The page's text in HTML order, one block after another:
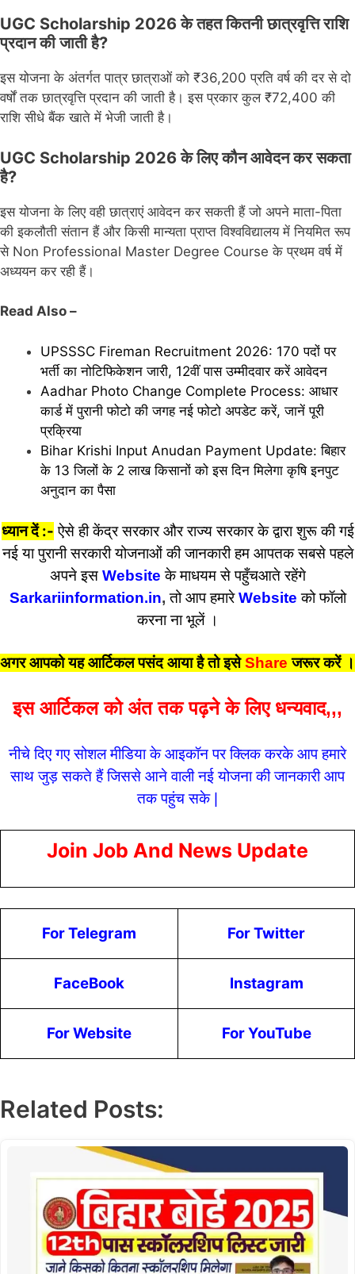
UGC Scholarship 2026 के तहत कितनी छात्रवृत्ति राशि
प्रदान की जाती है?
इस योजना के अंतर्गत पात्र छात्राओं को ₹36,200 प्रति वर्ष की दर से दो
वर्षों तक छात्रवृत्ति प्रदान की जाती है। इस प्रकार कुल ₹72,400 की
राशि सीधे बैंक खाते में भेजी जाती है।
UGC Scholarship 2026 के लिए कौन आवेदन कर सकता
है?
इस योजना के लिए वही छात्राएं आवेदन कर सकती हैं जो अपने माता-पिता
की इकलौती संतान हैं और किसी मान्यता प्राप्त विश्वविद्यालय में नियमित रूप
से Non Professional Master Degree Course के प्रथम वर्ष में
अध्ययन कर रही हैं।
Read Also –
UPSSSC Fireman Recruitment 2026: 170 पदों पर
भर्ती का नोटिफिकेशन जारी, 12वीं पास उम्मीदवार करें आवेदन
Aadhar Photo Change Complete Process: आधार
कार्ड में पुरानी फोटो की जगह नई फोटो अपडेट करें, जानें पूरी
प्रक्रिया
Bihar Krishi Input Anudan Payment Update: बिहार
के 13 जिलों के 2 लाख किसानों को इस दिन मिलेगा कृषि इनपुट
अनुदान का पैसा
ध्यान दें :- ऐसे ही केंद्र सरकार और राज्य सरकार के द्वारा शुरू की गई
नई या पुरानी सरकारी योजनाओं की जानकारी हम आपतक सबसे पहले
अपने इसWebsite के माधयम से पहुँचआते रहेंगे
Sarkariinformation.in,तो आप हमारेWebsiteको फॉलो
करना ना भूलें ।
अगर आपको यह आर्टिकल पसंद आया है तो इसेShare जरूर करें ।
इस आर्टिकल को अंत तक पढ़ने के लिए धन्यवाद,,,
नीचे दिए गए सोशल मीडिया के आइकॉन पर क्लिक करके आप हमारे
साथ जुड़ सकते हैं जिससे आने वाली नई योजना की जानकारी आप
तक पहुंच सके |
Join Job And News Update
For Telegram For Twitter
FaceBook Instagram
For Website For YouTube
Related Posts: